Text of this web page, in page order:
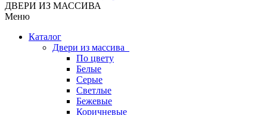
ДВЕРИ ИЗ МАССИВА
Меню
Каталог
Двери из массива
По цвету
Белые
Серые
Светлые
Бежевые
Коричневые